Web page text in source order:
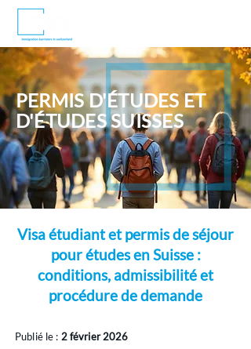
PERMIS D'ÉTUDES ET
D'ÉTUDES SUISSES
Visa étudiant et permis de séjour
pour études en Suisse :
conditions, admissibilité et
procédure de demande
Publié le : 2 février 2026